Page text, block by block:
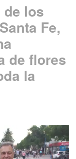
de los
Fe,
de flores
la